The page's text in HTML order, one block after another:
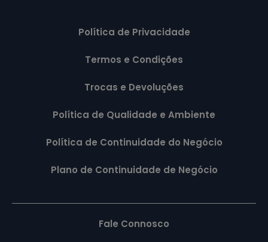
Política de Privacidade
Termos e Condições
Trocas e Devoluções
Política de Qualidade e Ambiente
Política de Continuidade do Negócio
Plano de Continuidade de Negócio
Fale Connosco